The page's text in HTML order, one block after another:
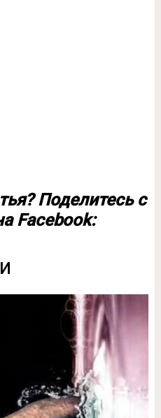
Поделитесь с
Facebook: